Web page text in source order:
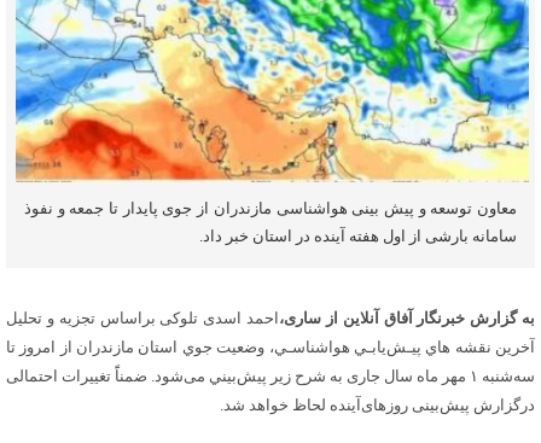
معاون توسعه و پیش بینی هواشناسی مازندران از جوی پایدار تا جمعه و نفوذ
سامانه بارشی از اول هفته آینده در استان خبر داد.
به گزارش خبرنگار آفاق آنلاین از ساری،احمد اسدی تلوکی براساس تجزیه و تحلیل
آخرین نقشه هاي پيـش‌يابـي هواشناسـي، وضعيت جوي استان مازندران از امروز تا
سه‌شنبه ۱ مهر ماه سال جاری به شرح زير پيش‌‏بيني می‌شود. ضمناًَ تغییرات احتمالی
درگزارش پیش‌‏بینی روزهای‌آینده لحاظ خواهد شد.